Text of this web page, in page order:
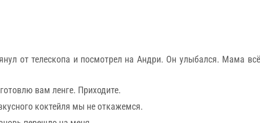
от телескопа и посмотрел на Андри. Он улыбался. Мама
вам ленге. Приходите.
коктейля мы не откажемся.